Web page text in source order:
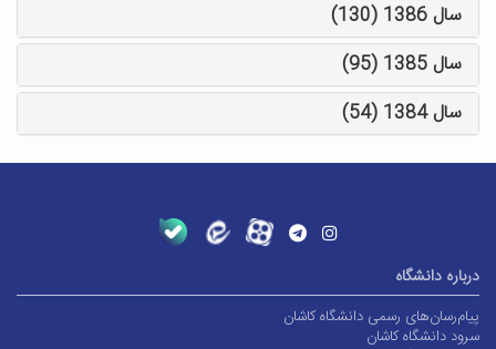
سال 1386 (130)
سال 1385 (95)
سال 1384 (54)
درباره دانشگاه
پیام‌رسان‌های رسمی دانشگاه کاشان
سرود دانشگاه کاشان